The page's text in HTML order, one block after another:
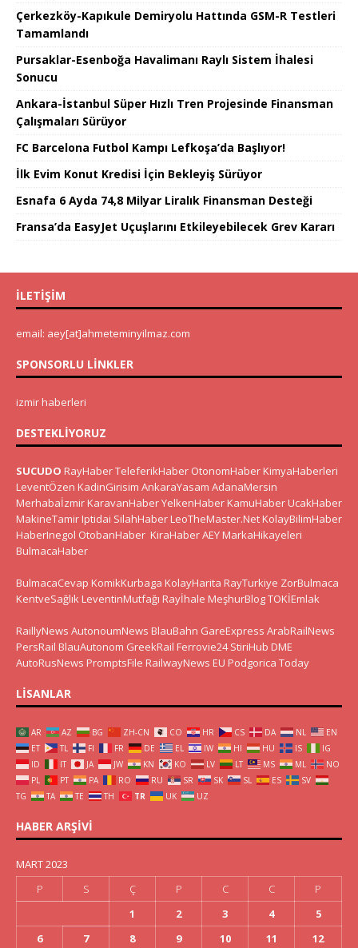
Çerkezköy-Kapıkule Demiryolu Hattında GSM-R Testleri
Tamamlandı
Pursaklar-Esenboğa Havalimanı Raylı Sistem İhalesi
Sonucu
Ankara-İstanbul Süper Hızlı Tren Projesinde Finansman
Çalışmaları Sürüyor
FC Barcelona Futbol Kampı Lefkoşa’da Başlıyor!
İlk Evim Konut Kredisi İçin Bekleyiş Sürüyor
Esnafa 6 Ayda 74,8 Milyar Liralık Finansman Desteği
Fransa’da EasyJet Uçuşlarını Etkileyebilecek Grev Kararı
İLETIŞIM
email: aey[at]ahmeteminyilmaz.com
SPONSORLU LINKLER
izmir haberleri
DESTEKLIYORUZ
SUCUDO RayHaberTeleferikHaber OtonomHaber KimyaHaberleri
LeventÖzen KadinGirisim AnkaraYasam AdanaMersin
Merhabaİzmir KaravanHaberYelkenHaber KamuHaber UcakHaber
MakineTamir Iptidai SilahHaber LeoTheMaster.Net KolayBilimHaber
HaberInegol OtobanHaber KiraHaberAEY MarkaHikayeleri
BulmacaHaber
BulmacaCevap KomikKurbaga KolayHarita RayTurkiye ZorBulmaca
KentveSağlık LeventinMutfağı Rayİhale MeşhurBlogTOKİEmlak
RaillyNews AutonoumNews BlauBahn GareExpress ArabRailNews
PersRail BlauAutonom GreekRail Ferrovie24 StiriHub DME
AutoRusNews PromptsFile RailwayNews EU Podgorica Today
LISANLAR
AR AZ BG ZH-CN CO HR CS DA NL
EN
ET
TL FI FR DE EL IW HI HU IS
IG
ID
IT JA JW KN KO LV LT MS ML
NO
PL
PT PA RO RU SR SK SL ES
SV
TG
TA TE TH TR UK UZ
HABER ARŞIVI
MART 2023
P
S Ç P C C
P
1
2 3 4
5
6
7 8 9 10 11 12